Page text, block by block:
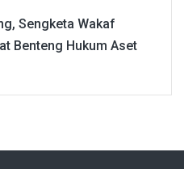
Sengketa Wakaf
Benteng Hukum Aset